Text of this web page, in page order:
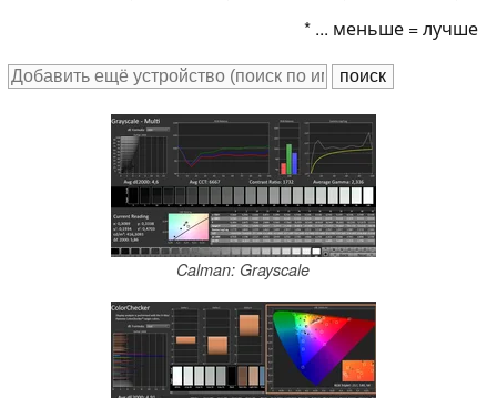
* ... меньше = лучше
Calman: Grayscale